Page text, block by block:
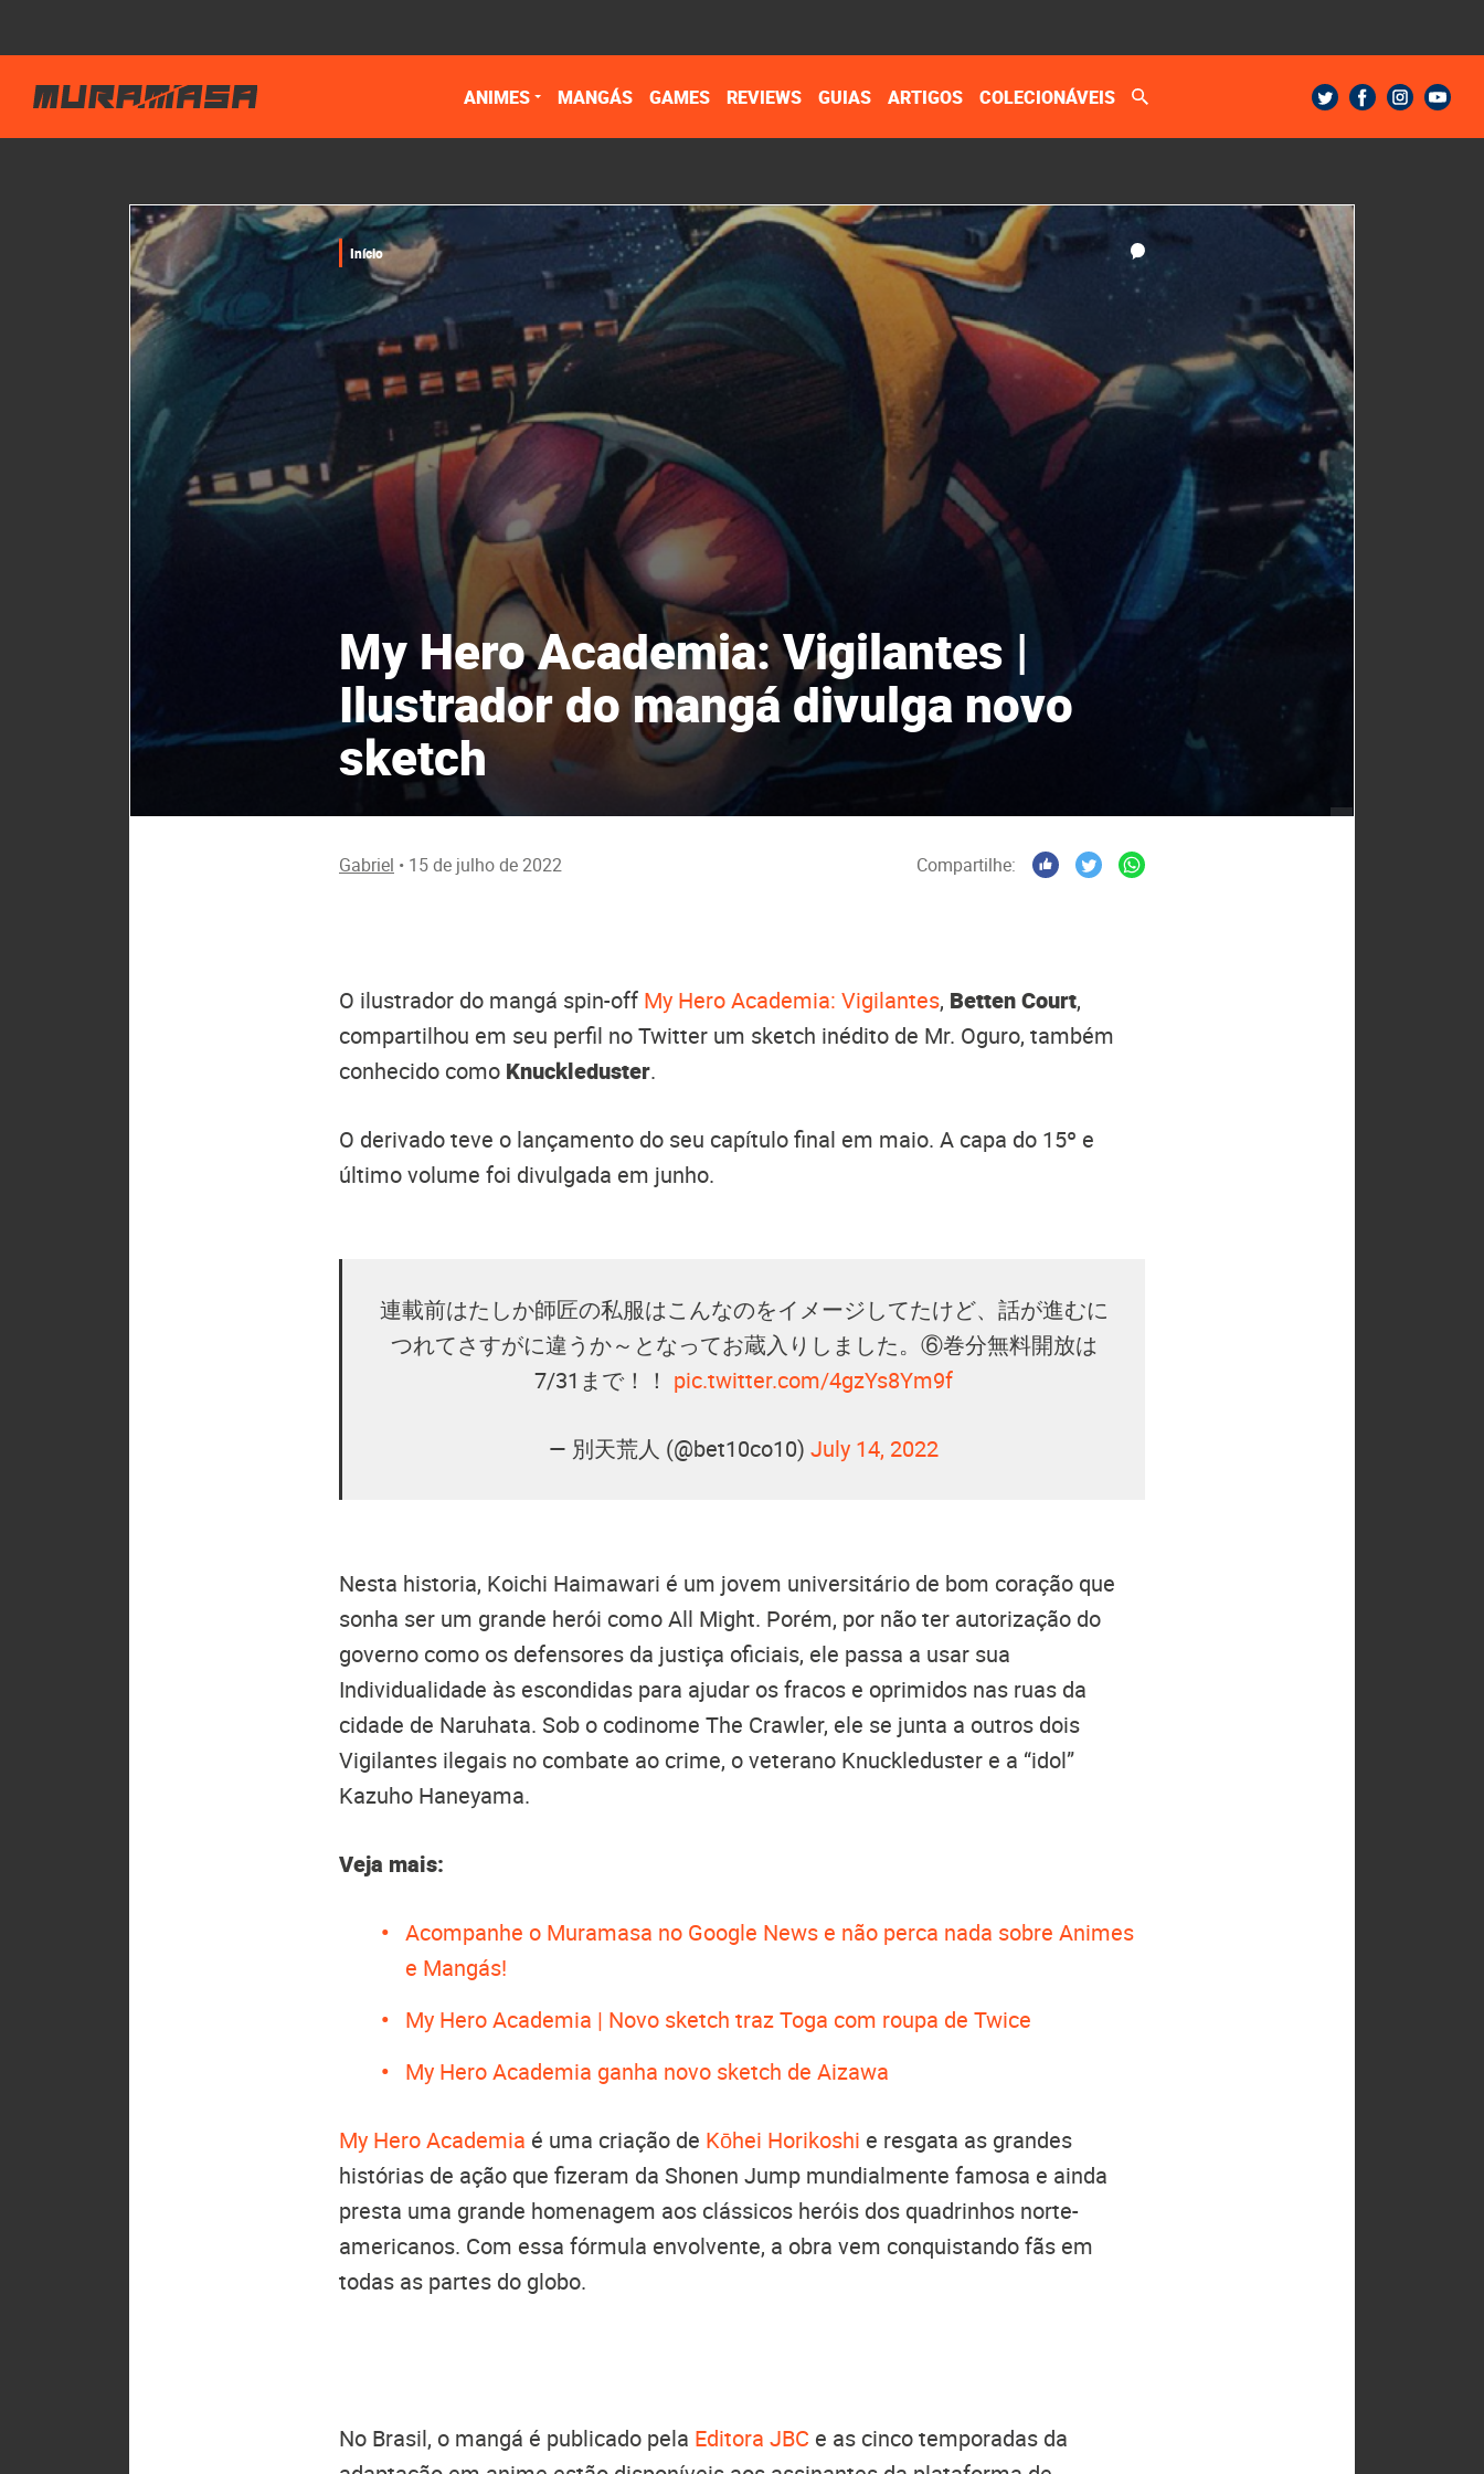
ANIMES MANGÁS GAMES REVIEWS GUIAS ARTIGOS COLECIONÁVEIS
Início
My Hero Academia: Vigilantes |
Ilustrador do mangá divulga novo
sketch
Gabriel • 15 de julho de 2022 Compartilhe:
O ilustrador do mangá spin-off My Hero Academia: Vigilantes, Betten Court,
compartilhou em seu perfil no Twitter um sketch inédito de Mr. Oguro, também
conhecido como Knuckleduster.
O derivado teve o lançamento do seu capítulo final em maio. A capa do 15º e
último volume foi divulgada em junho.
連載前はたしか師匠の私服はこんなのをイメージしてたけど、話が進むに
つれてさすがに違うか～となってお蔵入りしました。⑥巻分無料開放は
7/31まで！！ pic.twitter.com/4gzYs8Ym9f
— 別天荒人 (@bet10co10) July 14, 2022
Nesta historia, Koichi Haimawari é um jovem universitário de bom coração que
sonha ser um grande herói como All Might. Porém, por não ter autorização do
governo como os defensores da justiça oficiais, ele passa a usar sua
Individualidade às escondidas para ajudar os fracos e oprimidos nas ruas da
cidade de Naruhata. Sob o codinome The Crawler, ele se junta a outros dois
Vigilantes ilegais no combate ao crime, o veterano Knuckleduster e a “idol”
Kazuho Haneyama.
Veja mais:
Acompanhe o Muramasa no Google News e não perca nada sobre Animes
e Mangás!
My Hero Academia | Novo sketch traz Toga com roupa de Twice
My Hero Academia ganha novo sketch de Aizawa
My Hero Academia é uma criação de Kōhei Horikoshi e resgata as grandes
histórias de ação que fizeram da Shonen Jump mundialmente famosa e ainda
presta uma grande homenagem aos clássicos heróis dos quadrinhos norte-
americanos. Com essa fórmula envolvente, a obra vem conquistando fãs em
todas as partes do globo.
No Brasil, o mangá é publicado pela Editora JBC e as cinco temporadas da